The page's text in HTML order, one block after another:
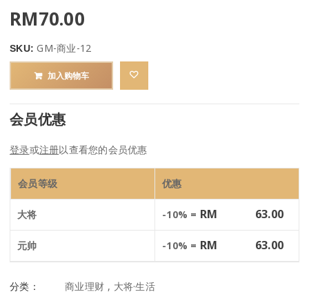
RM70.00
SKU:GM-商业-12
加入购物车
会员优惠
登录或注册以查看您的会员优惠
会员等级 优惠
大将 -10% = RM 63.00
元帅 -10% = RM 63.00
分类： 商业理财 , 大将·生活